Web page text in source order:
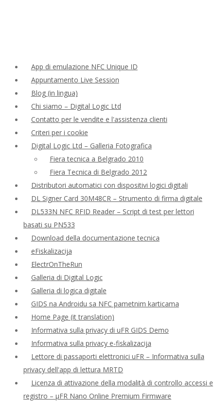
App di emulazione NFC Unique ID
Appuntamento Live Session
Blog (in lingua)
Chi siamo – Digital Logic Ltd
Contatto per le vendite e l'assistenza clienti
Criteri per i cookie
Digital Logic Ltd – Galleria Fotografica
Fiera tecnica a Belgrado 2010
Fiera Tecnica di Belgrado 2012
Distributori automatici con dispositivi logici digitali
DL Signer Card 30M48CR – Strumento di firma digitale
DL533N NFC RFID Reader – Script di test per lettori
basati su PN533
Download della documentazione tecnica
eFiskalizacija
ElectrOnTheRun
Galleria di Digital Logic
Galleria di logica digitale
GIDS na Androidu sa NFC pametnim karticama
Home Page (it translation)
Informativa sulla privacy di uFR GIDS Demo
Informativa sulla privacy e-fiskalizacija
Lettore di passaporti elettronici uFR – Informativa sulla
privacy dell'app di lettura MRTD
Licenza di attivazione della modalità di controllo accessi e
registro – μFR Nano Online Premium Firmware